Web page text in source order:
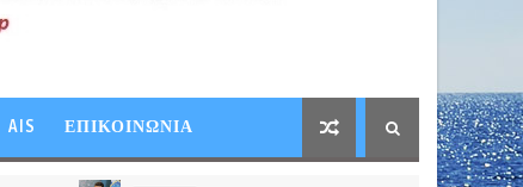
AIS ΕΠΙΚΟΙΝΩΝΙΑ